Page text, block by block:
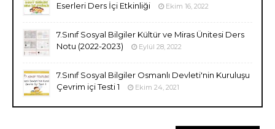
Eserleri Ders İçi Etkinliği
Ekim 16, 2022
7.Sınıf Sosyal Bilgiler Kültür ve Miras Ünitesi Ders
Notu (2022-2023)
Eylül 28, 2022
7.Sınıf Sosyal Bilgiler Osmanlı Devleti'nin Kuruluşu
Çevrim içi Testi 1
Ekim 24, 2021